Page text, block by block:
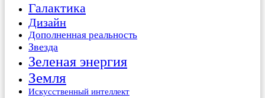
Галактика
Дизайн
Дополненная реальность
Звезда
Зеленая энергия
Земля
Искусственный интеллект